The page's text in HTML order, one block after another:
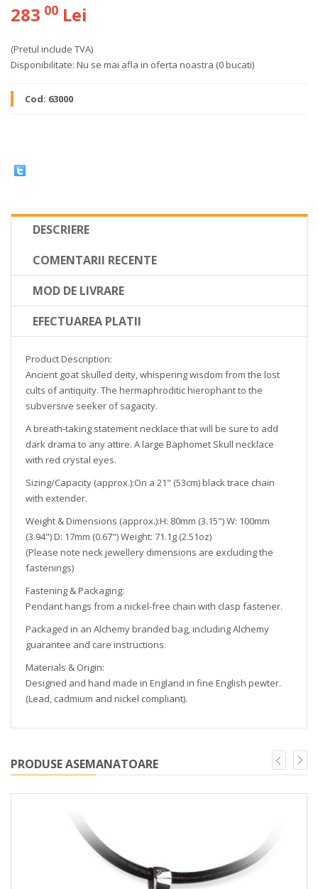
283 00 Lei
(Pretul include TVA)
Disponibilitate: Nu se mai afla in oferta noastra (0 bucati)
Cod: 63000
DESCRIERE
COMENTARII RECENTE
MOD DE LIVRARE
EFECTUAREA PLATII
Product Description:
Ancient goat skulled deity, whispering wisdom from the lost
cults of antiquity. The hermaphroditic hierophant to the
subversive seeker of sagacity.
A breath-taking statement necklace that will be sure to add
dark drama to any attire. A large Baphomet Skull necklace
with red crystal eyes.
Sizing/Capacity (approx.):On a 21" (53cm) black trace chain
with extender.
Weight & Dimensions (approx.):H: 80mm (3.15") W: 100mm
(3.94") D: 17mm (0.67") Weight: 71.1g (2.51oz)
(Please note neck jewellery dimensions are excluding the
fastenings)
Fastening & Packaging:
Pendant hangs from a nickel-free chain with clasp fastener.
Packaged in an Alchemy branded bag, including Alchemy
guarantee and care instructions.
Materials & Origin:
Designed and hand made in England in fine English pewter.
(Lead, cadmium and nickel compliant).
PRODUSE ASEMANATOARE